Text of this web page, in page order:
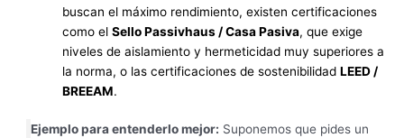
buscan el máximo rendimiento, existen certificaciones
como elSello Passivhaus / Casa Pasiva, que exige
niveles de aislamiento y hermeticidad muy superiores a
la norma, o las certificaciones de sostenibilidadLEED /
BREEAM.
Ejemplo para entenderlo mejor: Suponemos que pides un